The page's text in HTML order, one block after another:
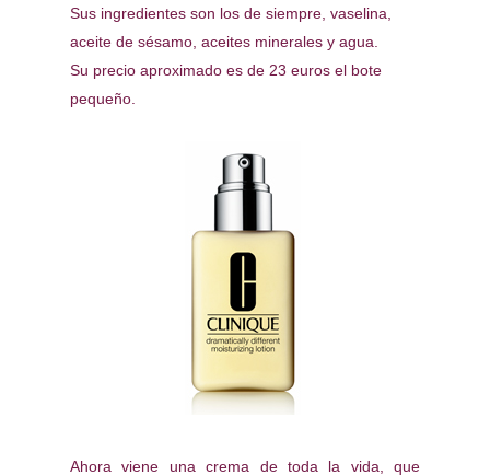
Sus ingredientes son los de siempre, vaselina,
aceite de sésamo, aceites minerales y agua.
Su precio aproximado es de 23 euros el bote
pequeño.
Ahora viene una crema de toda la vida, que